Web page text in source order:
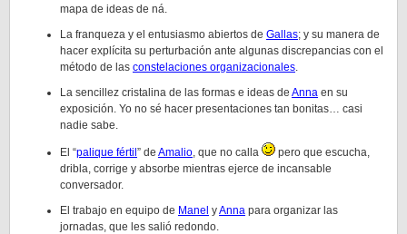
mapa de ideas de ná.
La franqueza y el entusiasmo abiertos de Gallas; y su manera de
hacer explícita su perturbación ante algunas discrepancias con el
método de las constelaciones organizacionales.
La sencillez cristalina de las formas e ideas de Anna en su
exposición. Yo no sé hacer presentaciones tan bonitas… casi
nadie sabe.
El “palique fértil ” de Amalio, que no calla
pero que escucha,
dribla, corrige y absorbe mientras ejerce de incansable
conversador.
El trabajo en equipo de Manel yAnna para organizar las
jornadas, que les salió redondo.